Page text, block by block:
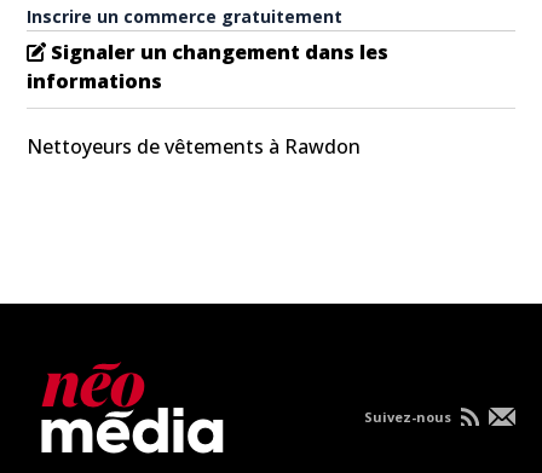
Inscrire un commerce gratuitement
Signaler un changement dans les
informations
Nettoyeurs de vêtements à Rawdon
Suivez-nous